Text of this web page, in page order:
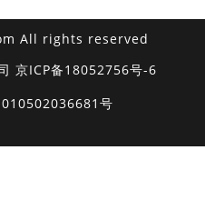
All rights reserved
京ICP备18052756号-6
号